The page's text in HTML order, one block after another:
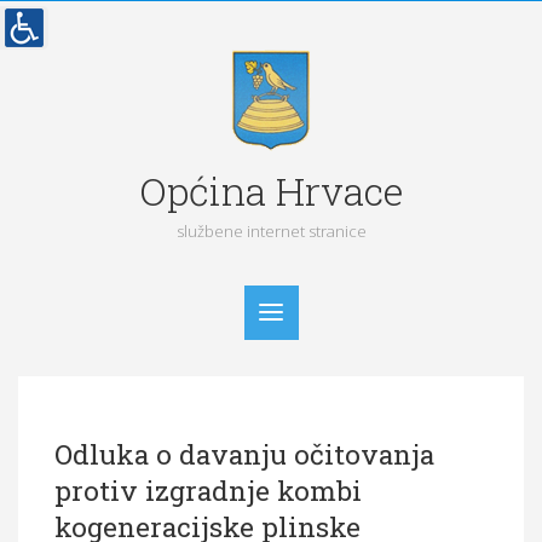
Općina Hrvace
službene internet stranice
Vijesti
Obavijesti
Odluka o davanju očitovanja
protiv izgradnje kombi
kogeneracijske plinske